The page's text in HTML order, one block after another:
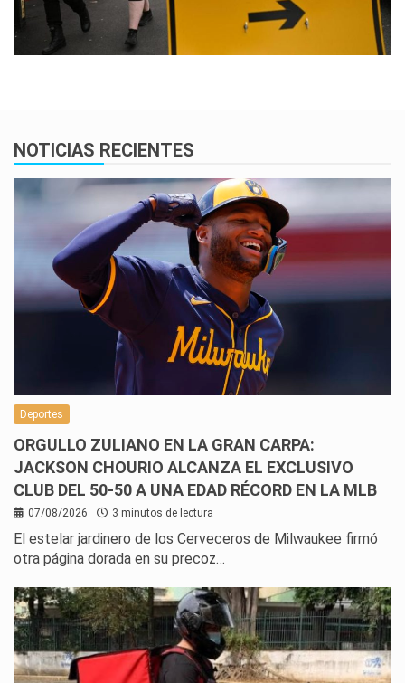
NOTICIAS RECIENTES
Deportes
ORGULLO ZULIANO EN LA GRAN CARPA:
JACKSON CHOURIO ALCANZA EL EXCLUSIVO
CLUB DEL 50-50 A UNA EDAD RÉCORD EN LA MLB
07/08/2026 3 minutos de lectura
El estelar jardinero de los Cerveceros de Milwaukee firmó
otra página dorada en su precoz…